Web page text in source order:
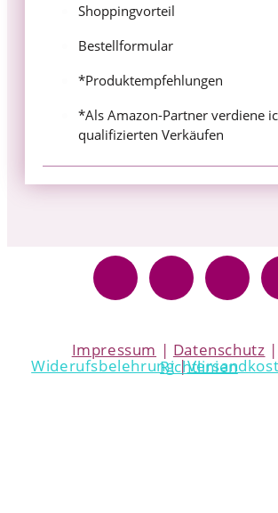
Shoppingvorteil
Bestellformular
*Produktempfehlungen
*Als Amazon-Partner verdiene
qualifizierten Verkäufen
Impressum | Datenschutz
Widerufsbelehrung|
Cookie-Richtlinien